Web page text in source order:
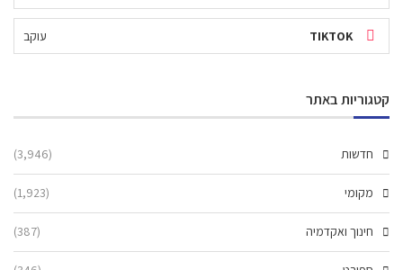
TIKTOK עוקב
קטגוריות באתר
חדשות (3,946)
מקומי (1,923)
חינוך ואקדמיה (387)